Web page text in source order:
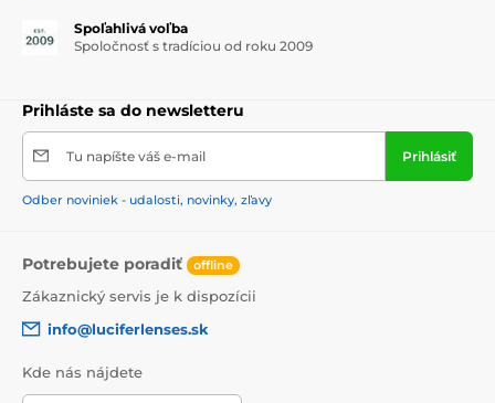
Spoľahlivá voľba
Spoločnosť s tradíciou od roku 2009
Prihláste sa do newsletteru
Tu napíšte váš e-mail Prihlásiť
Odber noviniek - udalosti, novinky, zľavy
Potrebujete poradiť offline
Zákaznický servis je k dispozícii
info@luciferlenses.sk
Kde nás nájdete